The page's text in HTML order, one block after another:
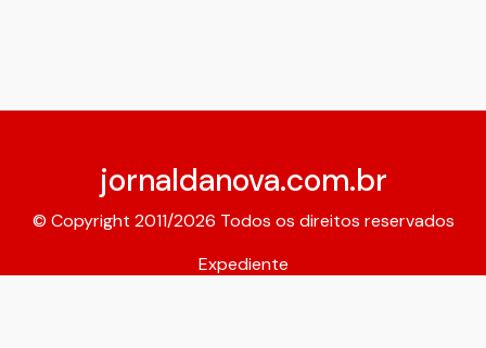
jornaldanova.com.br
© Copyright 2011/2026 Todos os direitos reservados
Expediente